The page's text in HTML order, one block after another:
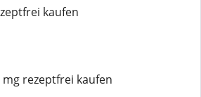
kaufen
rezeptfrei kaufen